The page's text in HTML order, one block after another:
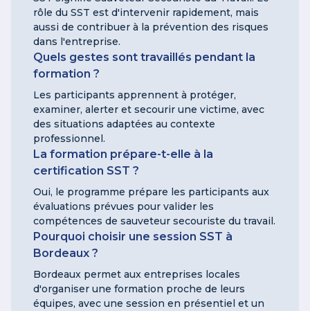
rôle du SST est d'intervenir rapidement, mais
aussi de contribuer à la prévention des risques
dans l'entreprise.
Quels gestes sont travaillés pendant la
formation ?
Les participants apprennent à protéger,
examiner, alerter et secourir une victime, avec
des situations adaptées au contexte
professionnel.
La formation prépare-t-elle à la
certification SST ?
Oui, le programme prépare les participants aux
évaluations prévues pour valider les
compétences de sauveteur secouriste du travail.
Pourquoi choisir une session SST à
Bordeaux ?
Bordeaux permet aux entreprises locales
d'organiser une formation proche de leurs
équipes, avec une session en présentiel et un